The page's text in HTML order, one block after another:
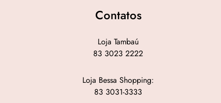
Contatos
Loja Tambaú
83 3023 2222
Loja Bessa Shopping:
83 3031-3333